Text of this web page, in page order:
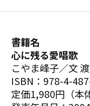
書籍名
心に残る愛唱歌
こやま峰子／文
ISBN：978-4-
定価1,980円（本